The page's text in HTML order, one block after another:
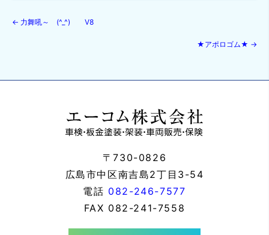
← 力舞吼～ (^_^) V8
★アポロゴム★ →
〒730-0826
広島市中区南吉島2丁目3-54
電話 082-246-7577
FAX 082-241-7558